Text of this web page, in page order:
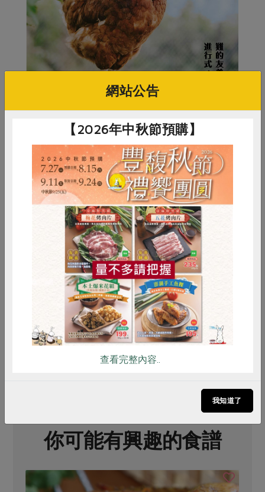
原文刊登於 2019年10月專刊
雞不簡單
# 雞翅
你可能有興趣的食譜
RPET 食譜 減硝酸鹽
雞蛋 食安 共同購買
網站公告
【2026年中秋節預購】
查看完整內容..
我知道了